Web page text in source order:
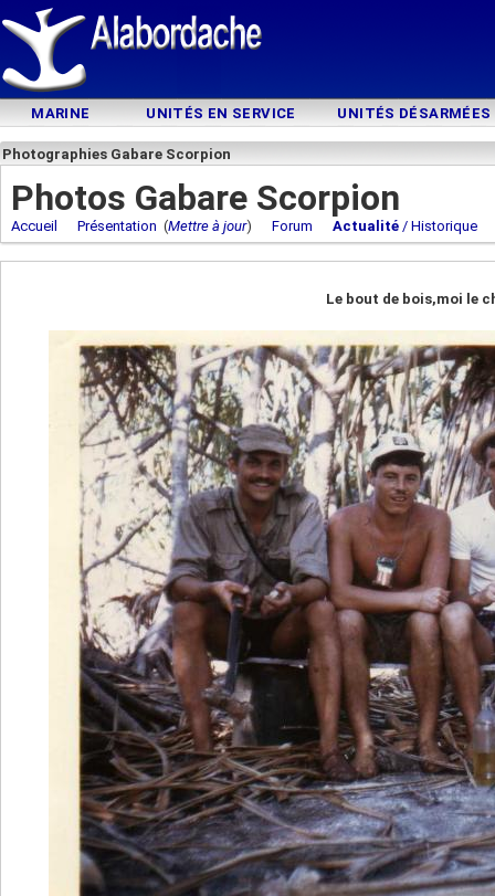
MARINE UNITÉS EN SERVICE UNITÉS DÉSARMÉES
Photographies Gabare Scorpion
Photos Gabare Scorpion
Accueil Présentation (Mettre à jour) Forum Actualité / Historique
Le bout de bois,moi le